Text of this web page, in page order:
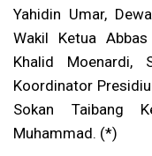
Yahidin Umar,
Wakil Ketua
Khalid Moenardi,
Koordinator
Sokan Taibang
Muhammad. (*)